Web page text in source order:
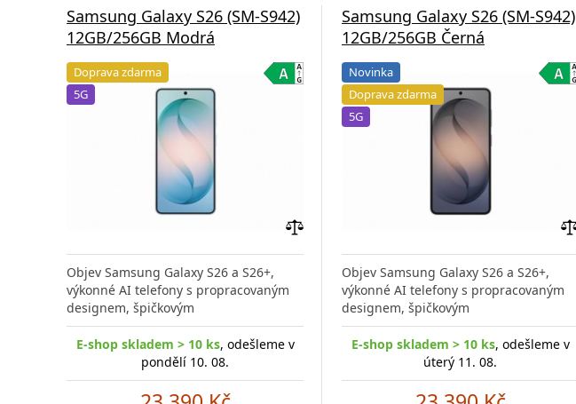
Samsung Galaxy S26 (SM-S942)
12GB/256GB Modrá
Doprava zdarma
5G
porovnání
Objev Samsung Galaxy S26 a S26+,
výkonné AI telefony s propracovaným
designem, špičkovým
E-shop skladem > 10 ks, odešleme v
pondělí 10. 08.
Samsung Galaxy S26 (SM-S942)
12GB/256GB Černá
Novinka
Doprava zdarma
5G
Objev Samsung Galaxy S26 a S26+,
výkonné AI telefony s propracovaným
designem, špičkovým
E-shop skladem > 10 ks, odešleme v
úterý 11. 08.